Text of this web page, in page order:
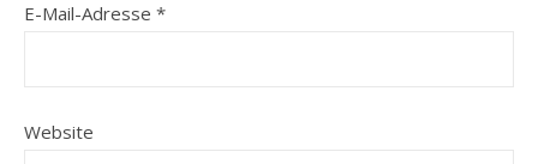
E-Mail-Adresse *
Website